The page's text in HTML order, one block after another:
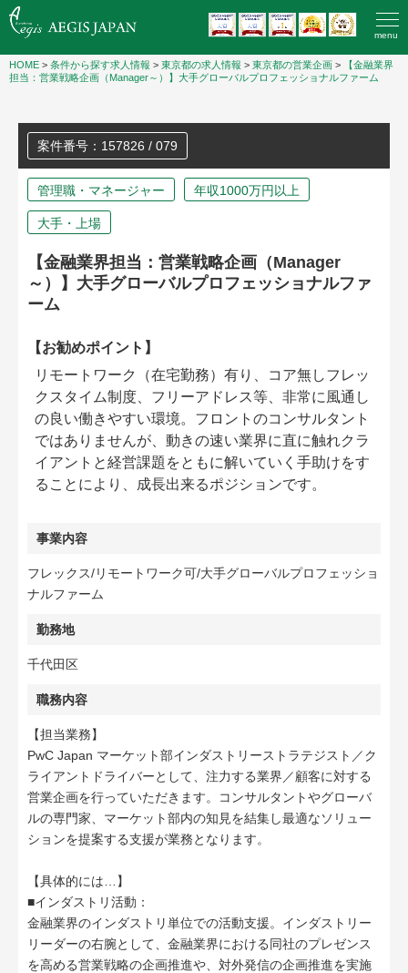
menu
HOME > 条件から探す求人情報 > 東京都の求人情報 > 東京都の営業企画 >
【金融業界
担当：営業戦略企画（Manager～）】大手グローバルプロフェッショナルファーム
案件番号：157826 / 079
管理職・マネージャー 年収1000万円以上
大手・上場
【金融業界担当：営業戦略企画（Manager
～）】大手グローバルプロフェッショナルファ
ーム
【お勧めポイント】
リモートワーク（在宅勤務）有り、コア無しフレッ
クスタイム制度、フリーアドレス等、非常に風通し
の良い働きやすい環境。フロントのコンサルタント
ではありませんが、動きの速い業界に直に触れクラ
イアントと経営課題をともに解いていく手助けをす
ることにより、成長出来るポジションです。
事業内容
フレックス/リモートワーク可/大手グローバルプロフェッショ
ナルファーム
勤務地
千代田区
職務内容
【担当業務】
PwC Japan マーケット部インダストリーストラテジスト／ク
ライアントドライバーとして、注力する業界／顧客に対する
営業企画を行っていただきます。コンサルタントやグローバ
ルの専門家、マーケット部内の知見を結集し最適なソリュー
ションを提案する支援が業務となります。
【具体的には…】
■インダストリ活動：
金融業界のインダストリ単位での活動支援。インダストリー
リーダーの右腕として、金融業界における同社のプレゼンス
を高める営業戦略の企画推進や、対外発信の企画推進を実施